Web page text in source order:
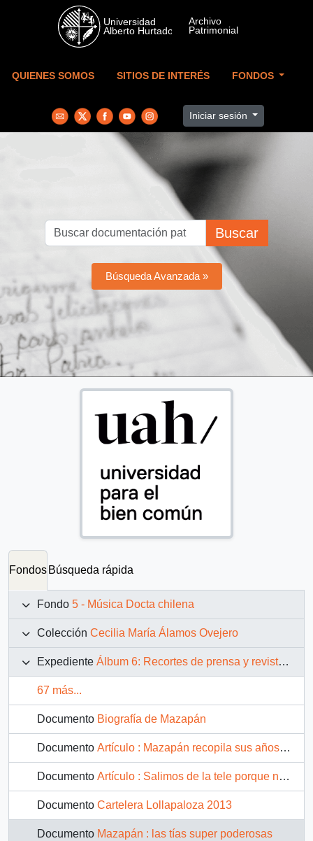
Skip to main content
QUIENES SOMOS SITIOS DE INTERÉS FONDOS
Iniciar sesión
Buscar
Búsqueda Avanzada »
Fondos Búsqueda rápida
Fondo 5 - Música Docta chilena
Colección Cecilia María Álamos Ovejero
Expediente Álbum 6: Recortes de prensa y revistas, documentos y fotografías del período 1999-2013
67 más...
Documento Biografía de Mazapán
Documento Artículo : Mazapán recopila sus años de tele
Documento Artículo : Salimos de la tele porque no quisimos cantar en los jardines de Lucía Hiriart
Documento Cartelera Lollapaloza 2013
Documento Mazapán : las tías super poderosas